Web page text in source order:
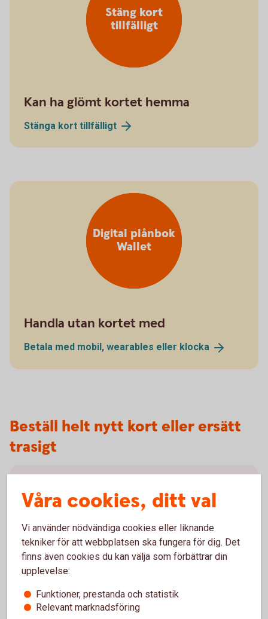
Stäng kort
tillfälligt
Kan ha glömt kortet hemma
Stänga kort tillfälligt
Digital plånbok
Wallet
Handla utan kortet med
Betala med mobil, wearables eller klocka
Beställ helt nytt kort eller ersätt
trasigt
Beställ helt nytt kort
Läs mer om hur du beställer ett helt nytt bankkort.
Beställa nytt bankkort
Våra cookies, ditt val
Vi använder nödvändiga cookies eller liknande
tekniker för att webbplatsen ska fungera för dig. Det
finns även cookies du kan välja som förbättrar din
upplevelse:
Funktioner, prestanda och statistik
Relevant marknadsföring